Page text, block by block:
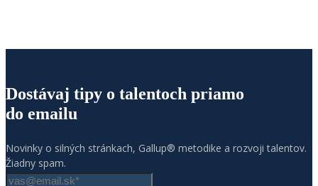
Dostávaj tipy o talentoch priamo
do emailu
Novinky o silných stránkach, Gallup® metodike a rozvoji talentov.
Žiadny spam.